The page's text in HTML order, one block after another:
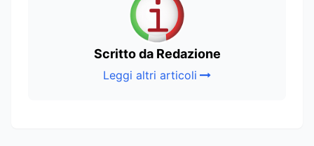
Scritto da Redazione
Leggi altri articoli